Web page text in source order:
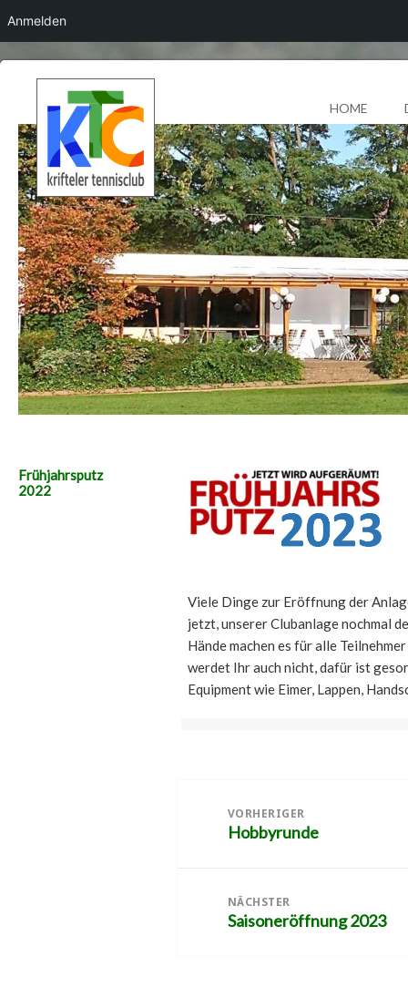
HOME
Frühjahrsputz
2022
Viele Dinge zur Eröffnung der
jetzt, unserer Clubanlage nochmal
Hände machen es für alle
werdet Ihr auch nicht, dafür ist
Equipment wie Eimer, Lappen,
VORHERIGER
Vorheriger
Hobbyrunde
NÄCHSTER
Nächster
Saisoneröffnung 2023
Anmelden